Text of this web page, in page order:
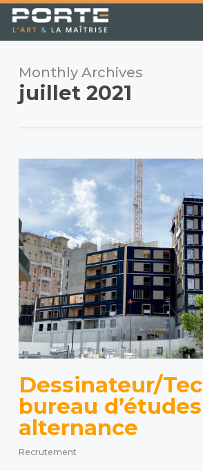
Skip
main
Monthly Archives
juillet 2021
Dessinateur/
bureau
alternance
Recrutement